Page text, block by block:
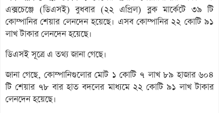
এক্সচেঞ্জে (ডিএসই) বুধবার (২২ এপ্রিল) ব্লক মার্কেটে ৩৯ টি
কোম্পানির শেয়ার লেনদেন হয়েছে। এসব কোম্পানির ২২ কোটি ৯১
লাখ টাকার লেনদেন হয়েছে।
ডিএসই সূত্রে এ তথ্য জানা গেছে।
জানা গেছে, কোম্পানিগুলোর মোট ১ কোটি ৭ লাখ ৮৯ হাজার ৬০৪
টি শেয়ার ৭৮ বার হাত বদলের মাধ্যমে ২২ কোটি ৯১ লাখ টাকার
লেনদেন হয়েছে।